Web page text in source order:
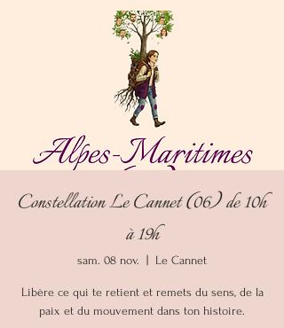
Constellation Le Cannet (06) de 10h
à 19h
sam. 08 nov.
  |
Le Cannet
Libère ce qui te retient et remets du sens, de la
paix et du mouvement dans ton histoire.